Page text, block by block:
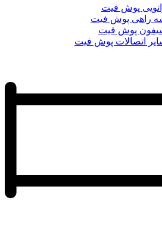
پوش فیت
راهی پوش فیت
پوش فیت
اتصالات پوش فیت